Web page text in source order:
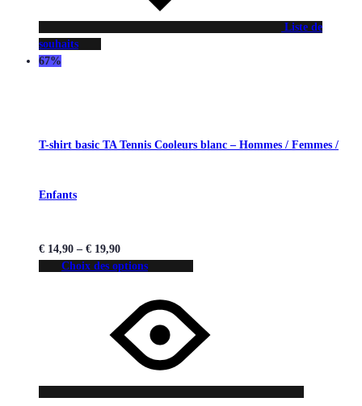
Liste de
souhaits
67%
T-shirt basic TA Tennis Cooleurs blanc – Hommes / Femmes /
Enfants
€ 14,90 – € 19,90
Choix des options